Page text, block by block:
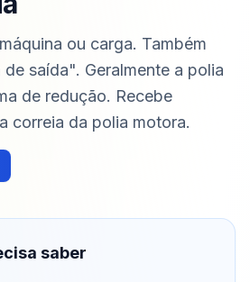
ou carga. Também
saída". Geralmente a polia
de redução. Recebe
correia da polia motora.
saber